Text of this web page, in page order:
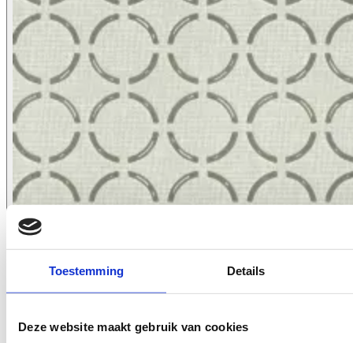
Toestemming Details
Deze website maakt gebruik van cookies
2621.03